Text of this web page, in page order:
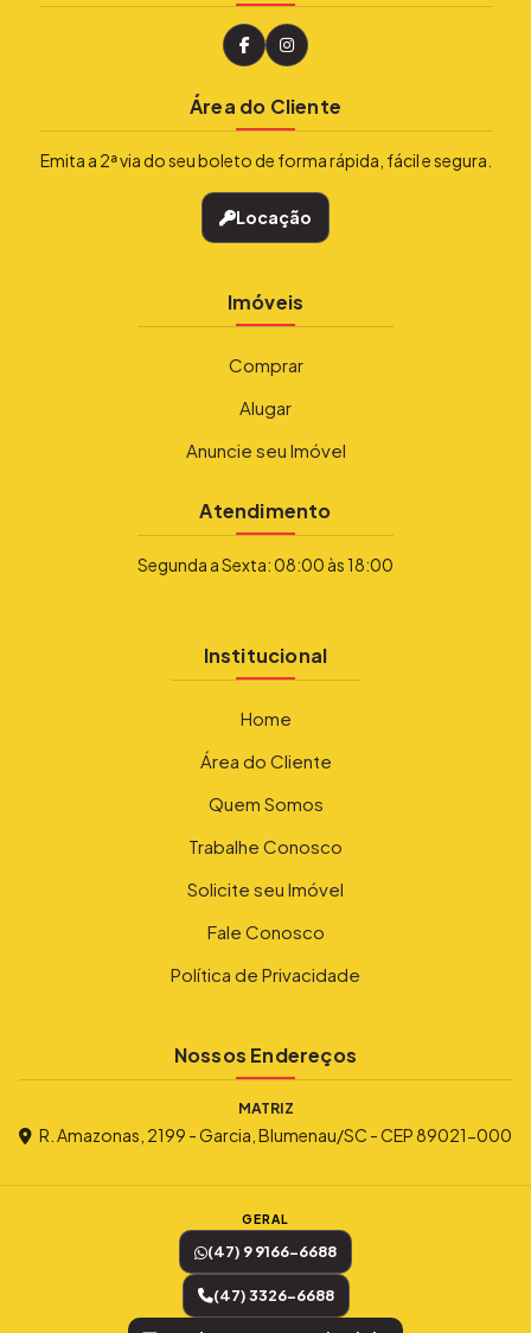
Área do Cliente
Emita a 2ª via do seu boleto de forma rápida, fácil e segura.
Locação
Imóveis
Comprar
Alugar
Anuncie seu Imóvel
Atendimento
Segunda a Sexta: 08:00 às 18:00
Institucional
Home
Área do Cliente
Quem Somos
Trabalhe Conosco
Solicite seu Imóvel
Fale Conosco
Política de Privacidade
Nossos Endereços
MATRIZ
R. Amazonas, 2199 - Garcia, Blumenau/SC - CEP 89021-000
GERAL
(47) 9 9166-6688
(47) 3326-6688